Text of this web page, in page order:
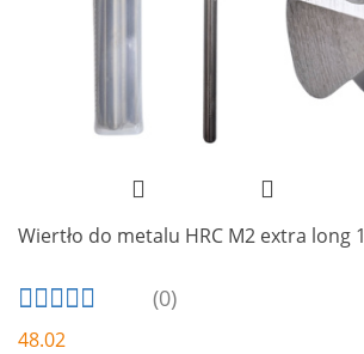
Wiertło do metalu HRC M2 extra long
(0)
48.02